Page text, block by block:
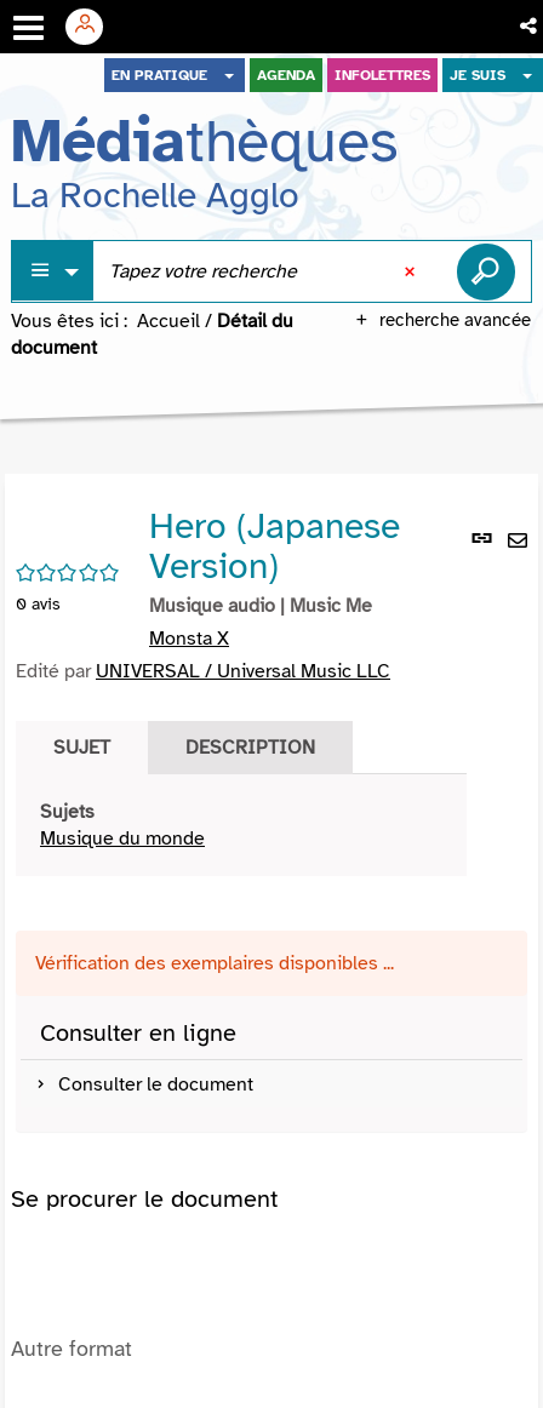
menu
contenu
recherche
EN PRATIQUE AGENDA INFOLETTRES JE SUIS
Médiathèques
La Rochelle Agglo
recherche avancée
Vous êtes ici : Accueil / Détail du
document
Lien
/5
0 avis
Hero (Japanese
Version)
Musique audio | Music Me
Monsta X
Edité par UNIVERSAL / Universal Music LLC
SUJET DESCRIPTION
Sujets
Musique du monde
Vérification des exemplaires disponibles ...
Consulter en ligne
Consulter le document
Se procurer le document
Autre format